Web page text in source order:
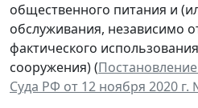
общественного питания и
обслуживания, независимо
фактического
сооружения) (
Суда РФ от 12 ноября 2020 г.